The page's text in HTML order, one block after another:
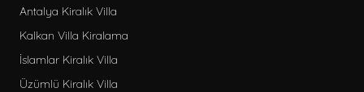
Evcil Hayvan Dostu Kiralık Villa
Kapalı Havuzlu Kiralık Villa
Aileye Uygun Kiralık Villa
Ekonomik Kiralık Villa
Antalya Kiralık Villa
Kalkan Villa Kiralama
İslamlar Kiralık Villa
Üzümlü Kiralık Villa